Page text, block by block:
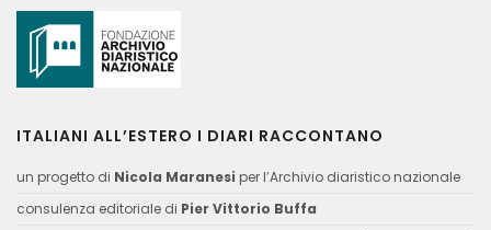
ITALIANI ALL’ESTERO I DIARI RACCONTANO
un progetto di Nicola Maranesi per l’Archivio diaristico nazionale
consulenza editoriale di Pier Vittorio Buffa